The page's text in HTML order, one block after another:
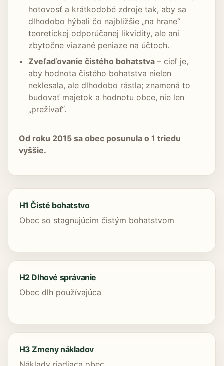
hotovosť a krátkodobé zdroje tak, aby sa
dlhodobo hýbali čo najbližšie „na hrane“
teoretickej odporúčanej likvidity, ale ani
zbytočne viazané peniaze na účtoch.
Zveľaďovanie čistého bohatstva– cieľ je,
aby hodnota čistého bohatstva nielen
neklesala, ale dlhodobo rástla; znamená to
budovať majetok a hodnotu obce, nie len
„prežívať“.
Od roku 2015 sa obec posunula o 1 triedu
vyššie.
H1 Čisté bohatstvo
Obec so stagnujúcim čistým bohatstvom
H2 Dlhové správanie
Obec dlh používajúca
H3 Zmeny nákladov